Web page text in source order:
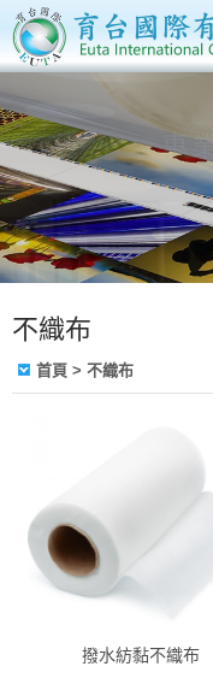
不織布
首頁 > 不織布
撥水紡黏不織布